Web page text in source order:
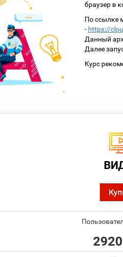
браузер в
По ссылке
- https://
Данный
Далее
Курс